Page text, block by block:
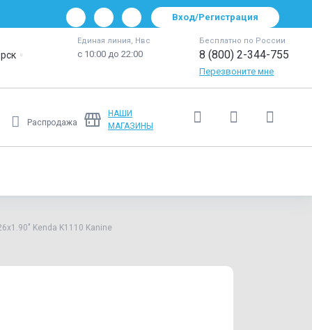
Вход/Регистрация
Единая линия, Нвс
с 10:00 до 22:00
Бесплатно по России
8 (800) 2-344-755
Перезвоните мне
Распродажа
НАШИ
МАГАЗИНЫ
Kenda K1110 Kanine